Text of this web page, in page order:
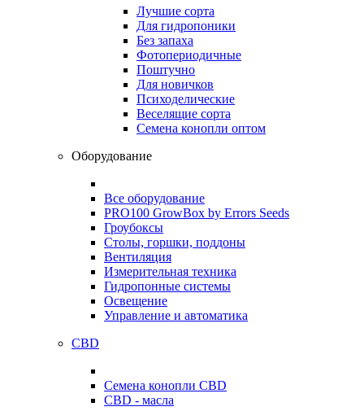
Лучшие сорта
Для гидропоники
Без запаха
Фотопериодичные
Поштучно
Для новичков
Психоделические
Веселящие сорта
Семена конопли оптом
Оборудование
Все оборудование
PRO100 GrowBox by Errors Seeds
Гроубоксы
Столы, горшки, поддоны
Вентиляция
Измерительная техника
Гидропонные системы
Освещение
Управление и автоматика
CBD
Семена конопли CBD
CBD - масла